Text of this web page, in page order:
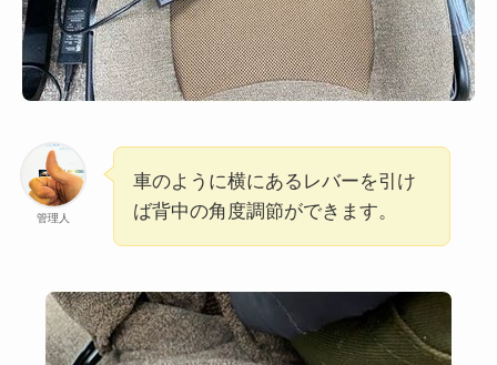
管理人
車のように横にあるレバーを引け
ば背中の角度調節ができます。